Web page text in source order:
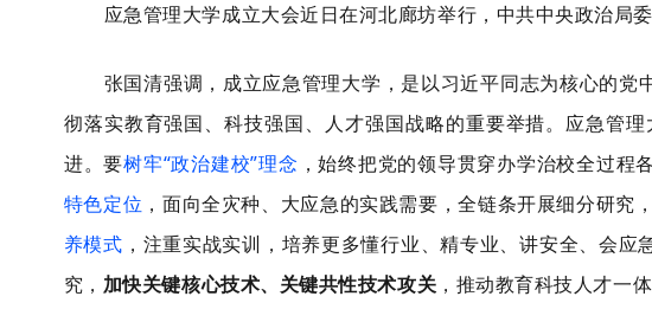
应急管理大学成立大会近日在河北廊坊举行，中共中央政治局
张国清强调，成立应急管理大学，是以习近平同志为核心的
彻落实教育强国、科技强国、人才强国战略的重要举措。应急管
进。要树牢“政治建校”理念 ，始终把党的领导贯穿办学治校全过
特色定位 ，面向全灾种、大应急的实践需要，全链条开展细分研
养模式 ，注重实战实训，培养更多懂行业、精专业、讲安全、会应
究， 加快关键核心技术、关键共性技术攻关 ，推动教育科技人才一体